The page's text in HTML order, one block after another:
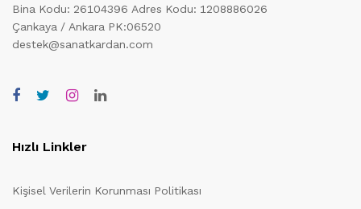
Bina Kodu: 26104396 Adres Kodu: 1208886026
Çankaya / Ankara PK:06520
destek@sanatkardan.com
Hızlı Linkler
Kişisel Verilerin Korunması Politikası